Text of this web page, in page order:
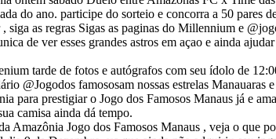
do ano. participe do sorteio e concorra a 50 pares
siga as regras Sigas as paginas do Millennium e
de ver esses grandes astros em açao e ainda
tarde de fotos e autógrafos com seu ídolo de
@Jogodos famososam nossas estrelas Manauaras
para prestigiar o Jogo dos Famosos Manaus já e
camisa ainda dá tempo.
Amazônia Jogo dos Famosos Manaus , veja o que